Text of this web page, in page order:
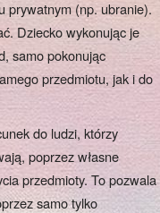
prywatnym (np. ubranie).
Dziecko wykonując je
samo pokonując
przedmiotu, jak i do
do ludzi, którzy
poprzez własne
przedmioty. To pozwala
samo tylko